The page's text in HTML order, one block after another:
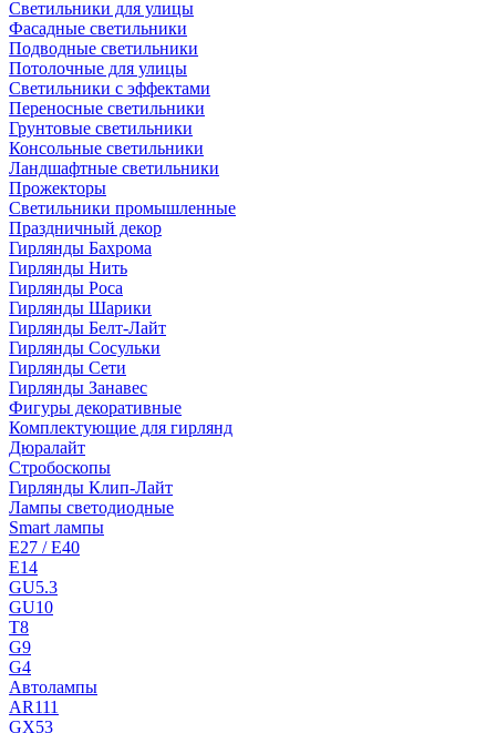
Светильники для улицы
Фасадные светильники
Подводные светильники
Потолочные для улицы
Светильники с эффектами
Переносные светильники
Грунтовые светильники
Консольные светильники
Ландшафтные светильники
Прожекторы
Светильники промышленные
Праздничный декор
Гирлянды Бахрома
Гирлянды Нить
Гирлянды Роса
Гирлянды Шарики
Гирлянды Белт-Лайт
Гирлянды Сосульки
Гирлянды Сети
Гирлянды Занавес
Фигуры декоративные
Комплектующие для гирлянд
Дюралайт
Стробоскопы
Гирлянды Клип-Лайт
Лампы светодиодные
Smart лампы
E27 / E40
E14
GU5.3
GU10
T8
G9
G4
Автолампы
AR111
GX53